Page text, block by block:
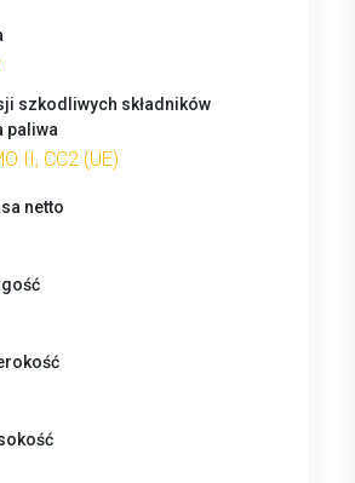
szkodliwych składników
paliwa
II, CC2 (UE)
netto